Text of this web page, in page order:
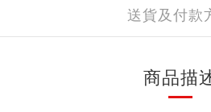
送貨及付款
商品描